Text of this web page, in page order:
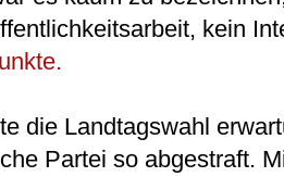
kein
die Landtagswahl
Partei so abgestraft.